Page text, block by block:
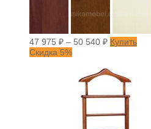
47 975 ₽ – 50 540 ₽ Купить
Скидка 5%